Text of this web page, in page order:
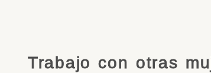
Trabajo con otras